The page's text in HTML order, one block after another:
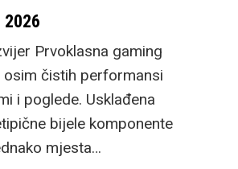
2026
Prvoklasna gaming
osim čistih performansi
i poglede. Usklađena
bijele komponente
mjesta…